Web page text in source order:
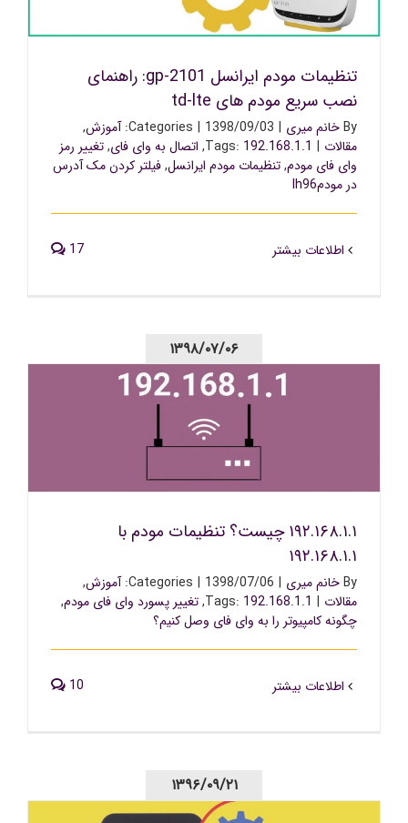
تنظیمات مودم ایرانسل gp-2101: راهنمای
نصب سریع مودم های td-lte
Byخانم میری |
1398/09/03
|
Categories: آموزش,
مقالات |
Tags: 192.168.1.1
, اتصال به وای فای,تغییر رمز
وای فای مودم,تنظیمات مودم ایرانسل,فیلتر کردن مک آدرس
در مودمlh96
اطلاعات بیشتر 17
۱۳۹۸/۰۷/۰۶
۱۹۲.۱۶۸.۱.۱ چیست؟ تنظیمات مودم با
۱۹۲.۱۶۸.۱.۱
Byخانم میری |
1398/07/06
|
Categories: آموزش,
مقالات |
Tags: 192.168.1.1
,تغییر پسورد وای فای مودم,
چگونه کامپیوتر را به وای فای وصل کنیم؟
اطلاعات بیشتر 10
۱۳۹۶/۰۹/۲۱